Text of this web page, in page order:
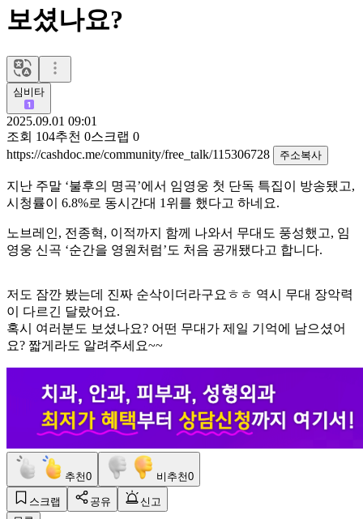
보셨나요?
심비타
2025.09.01 09:01
조회 104추천 0스크랩 0
https://cashdoc.me/community/free_talk/115306728
주소복사
지난 주말 ‘불후의 명곡’에서 임영웅 첫 단독 특집이 방송됐고,
시청률이 6.8%로 동시간대 1위를 했다고 하네요.
노브레인, 전종혁, 이적까지 함께 나와서 무대도 풍성했고, 임
영웅 신곡 ‘순간을 영원처럼’도 처음 공개됐다고 합니다.
저도 잠깐 봤는데 진짜 순삭이더라구요ㅎㅎ 역시 무대 장악력
이 다르긴 달랐어요.
혹시 여러분도 보셨나요? 어떤 무대가 제일 기억에 남으셨어
요? 짧게라도 알려주세요~~
추천0 비추천0
스크랩 공유
신고